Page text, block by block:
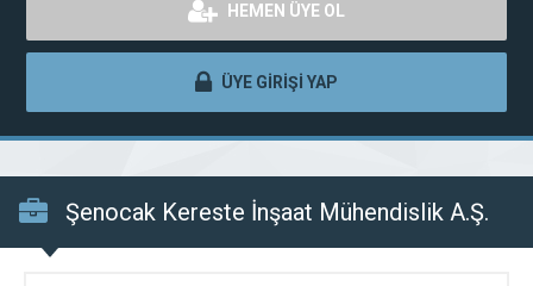
HEMEN ÜYE OL
ÜYE GİRİŞİ YAP
Şenocak Kereste İnşaat Mühendislik A.Ş.